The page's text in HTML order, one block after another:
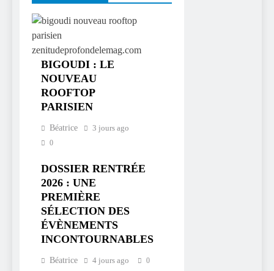
BIGOUDI : LE
NOUVEAU
ROOFTOP
PARISIEN
Béatrice 3 jours ago
0
DOSSIER RENTRÉE
2026 : UNE
PREMIÈRE
SÉLECTION DES
ÉVÈNEMENTS
INCONTOURNABLES
Béatrice 4 jours ago 0